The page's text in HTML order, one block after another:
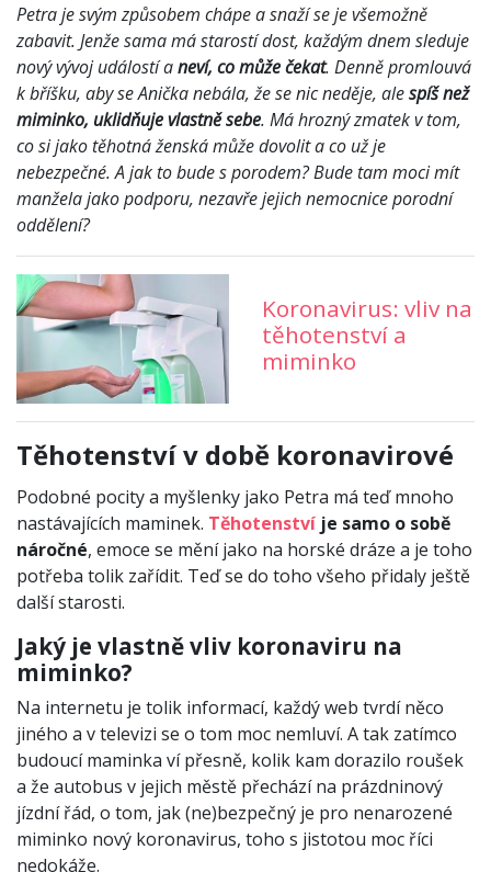
Petra je svým způsobem chápe a snaží se je všemožně
zabavit. Jenže sama má starostí dost, každým dnem sleduje
nový vývoj událostí aneví, co může čekat. Denně promlouvá
k bříšku, aby se Anička nebála, že se nic neděje, alespíš než
miminko, uklidňuje vlastně sebe. Má hrozný zmatek v tom,
co si jako těhotná ženská může dovolit a co už je
nebezpečné. A jak to bude s porodem? Bude tam moci mít
manžela jako podporu, nezavře jejich nemocnice porodní
oddělení?
Koronavirus: vliv na
těhotenství a
miminko
Těhotenství v době koronavirové
Podobné pocity a myšlenky jako Petra má teď mnoho
nastávajících maminek. Těhotenství je samo o sobě
náročné, emoce se mění jako na horské dráze a je toho
potřeba tolik zařídit. Teď se do toho všeho přidaly ještě
další starosti.
Jaký je vlastně vliv koronaviru na
miminko?
Na internetu je tolik informací, každý web tvrdí něco
jiného a v televizi se o tom moc nemluví. A tak zatímco
budoucí maminka ví přesně, kolik kam dorazilo roušek
a že autobus v jejich městě přechází na prázdninový
jízdní řád, o tom, jak (ne)bezpečný je pro nenarozené
miminko nový koronavirus, toho s jistotou moc říci
nedokáže.